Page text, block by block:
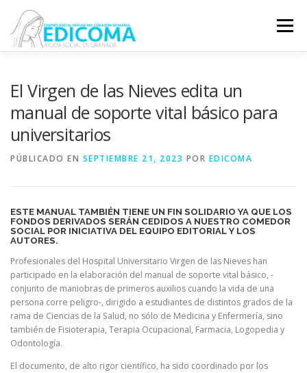
contenido
Menú
VOLUNTARIADO
El Virgen de las Nieves edita un
manual de soporte vital básico para
universitarios
PÚBLICADO EN SEPTIEMBRE 21, 2023 POR EDICOMA
ESTE MANUAL TAMBIÉN TIENE UN FIN SOLIDARIO YA QUE LOS
FONDOS DERIVADOS SERÁN CEDIDOS A NUESTRO COMEDOR
SOCIAL POR INICIATIVA DEL EQUIPO EDITORIAL Y LOS
AUTORES.
Profesionales del Hospital Universitario Virgen de las Nieves han
participado en la elaboración del manual de soporte vital básico, -
conjunto de maniobras de primeros auxilios cuando la vida de una
persona corre peligro-, dirigido a estudiantes de distintos grados de la
rama de Ciencias de la Salud, no sólo de Medicina y Enfermería, sino
también de Fisioterapia, Terapia Ocupacional, Farmacia, Logopedia y
Odontología.
El documento, de alto rigor científico, ha sido coordinado por los